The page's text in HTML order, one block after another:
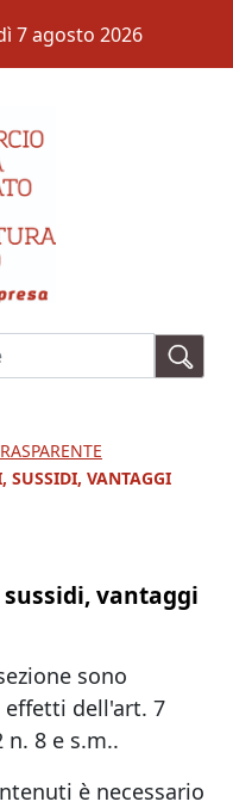
7 agosto 2026
Cerca
SUSSIDI, VANTAGGI
vantaggi
sono
effetti dell'art. 7
n. 8 e s.m..
è necessario